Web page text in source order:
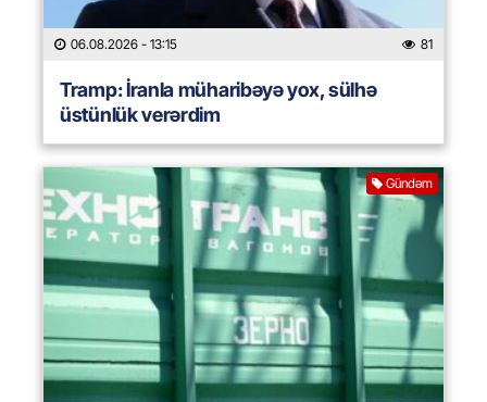
06.08.2026 - 13:15 81
Tramp: İranla müharibəyə yox, sülhə
üstünlük verərdim
Gündəm